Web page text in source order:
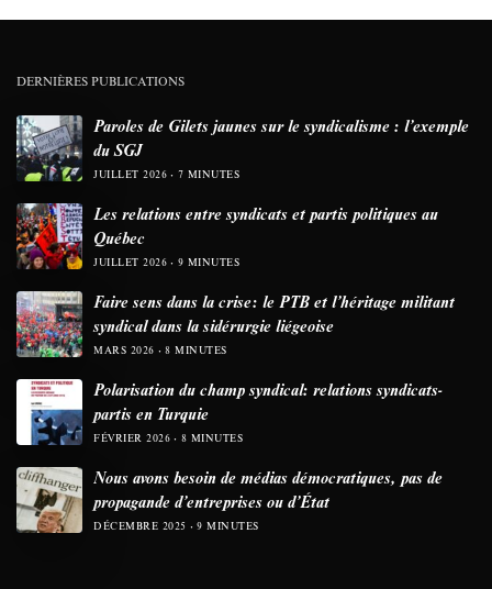
DERNIÈRES PUBLICATIONS
Paroles de Gilets jaunes sur le syndicalisme : l’exemple
du SGJ
JUILLET 2026 7 MINUTES
Les relations entre syndicats et partis politiques au
Québec
JUILLET 2026 9 MINUTES
Faire sens dans la crise: le PTB et l’héritage militant
syndical dans la sidérurgie liégeoise
MARS 2026 8 MINUTES
Polarisation du champ syndical: relations syndicats-
partis en Turquie
FÉVRIER 2026 8 MINUTES
Nous avons besoin de médias démocratiques, pas de
propagande d’entreprises ou d’État
DÉCEMBRE 2025 9 MINUTES